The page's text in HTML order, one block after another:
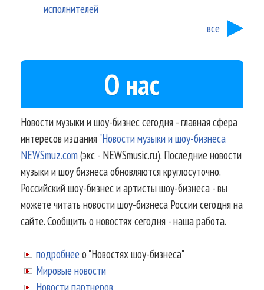
исполнителей
все
О нас
Новости музыки и шоу-бизнес сегодня - главная сфера
интересов издания"Новости музыки и шоу-бизнеса
NEWSmuz.com(экс - NEWSmusic.ru). Последние новости
музыки и шоу бизнеса обновляются круглосуточно.
Российский шоу-бизнес и артисты шоу-бизнеса - вы
можете читать новости шоу-бизнеса России сегодня на
сайте. Сообщить о новостях сегодня - наша работа.
подробнее о "Новостях шоу-бизнеса"
Мировые новости
Новости партнеров